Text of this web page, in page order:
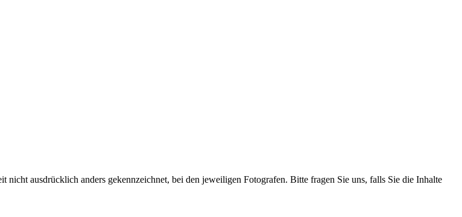
ausdrücklich anders gekennzeichnet, bei den jeweiligen Fotografen. Bitte fragen Sie uns, falls Sie die Inhalte